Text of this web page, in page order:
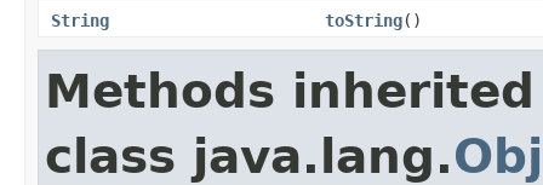
String
toString()
Methods
class java.lang.